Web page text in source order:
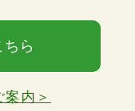
ら
内＞